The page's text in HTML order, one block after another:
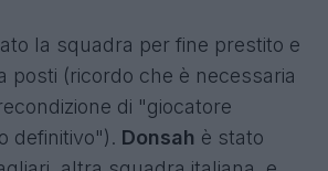
la squadra per fine prestito e
posti (ricordo che è necessaria
di "giocatore
definitivo"). Donsah è stato